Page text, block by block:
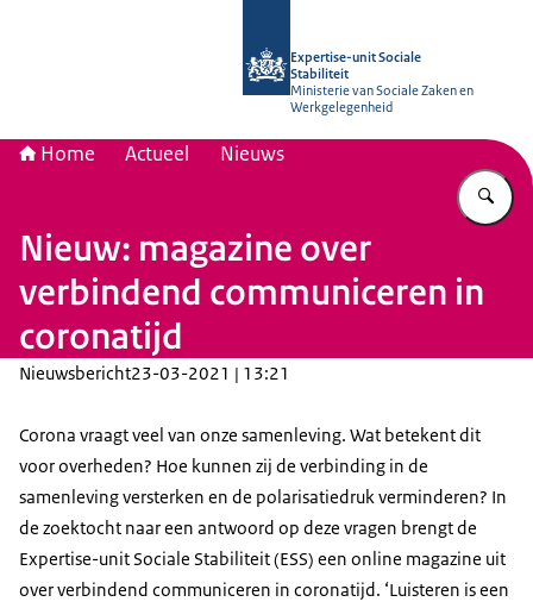
Expertise-unit Sociale
Stabiliteit
Ministerie van Sociale Zaken en
Werkgelegenheid
Home Actueel Nieuws
Nieuw: magazine over
verbindend communiceren in
coronatijd
Nieuwsbericht23-03-2021 | 13:21
Corona vraagt veel van onze samenleving. Wat betekent dit
voor overheden? Hoe kunnen zij de verbinding in de
samenleving versterken en de polarisatiedruk verminderen? In
de zoektocht naar een antwoord op deze vragen brengt de
Expertise-unit Sociale Stabiliteit (ESS) een online magazine uit
over verbindend communiceren in coronatijd. ‘Luisteren is een